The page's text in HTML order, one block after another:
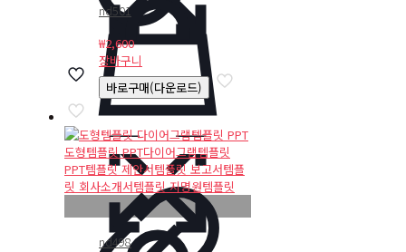
nd501
₩2,600
장바구니
바로구매(다운로드)
nd498